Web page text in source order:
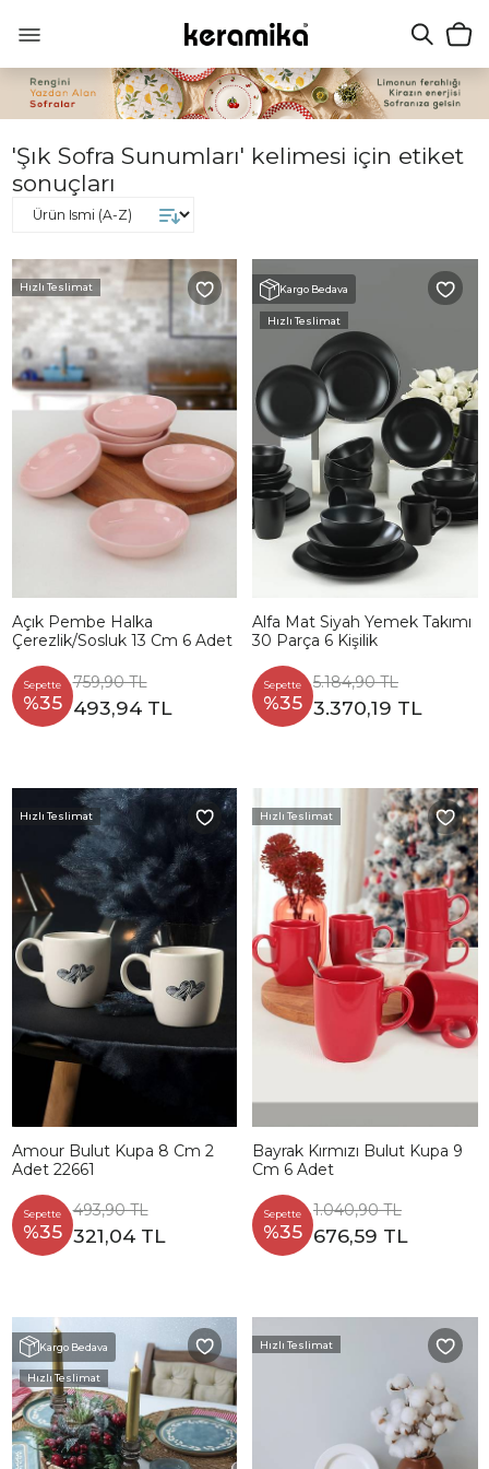
'Şık Sofra Sunumları' kelimesi için etiket
sonuçları
Hızlı Teslimat
Açık Pembe Halka
Çerezlik/Sosluk 13 Cm 6 Adet
Sepette
%35
759,90 TL
493,94 TL
Kargo Bedava
Hızlı Teslimat
Alfa Mat Siyah Yemek Takımı
30 Parça 6 Kişilik
Sepette
%35
5.184,90 TL
3.370,19 TL
Hızlı Teslimat
Amour Bulut Kupa 8 Cm 2
Adet 22661
Sepette
%35
493,90 TL
321,04 TL
Hızlı Teslimat
Bayrak Kırmızı Bulut Kupa 9
Cm 6 Adet
Sepette
%35
1.040,90 TL
676,59 TL
Kargo Bedava
Hızlı Teslimat
Hızlı Teslimat